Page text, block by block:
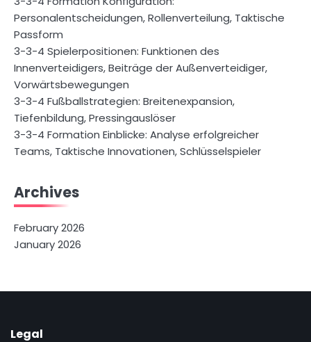
Personalentscheidungen, Rollenverteilung, Taktische
Passform
3-3-4 Spielerpositionen: Funktionen des
Innenverteidigers, Beiträge der Außenverteidiger,
Vorwärtsbewegungen
3-3-4 Fußballstrategien: Breitenexpansion,
Tiefenbildung, Pressingauslöser
3-3-4 Formation Einblicke: Analyse erfolgreicher
Teams, Taktische Innovationen, Schlüsselspieler
Archives
February 2026
January 2026
Legal